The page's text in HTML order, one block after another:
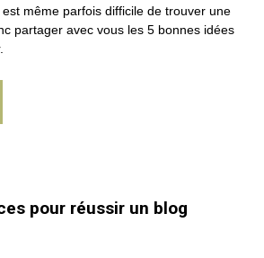
même parfois difficile de trouver une
partager avec vous les 5 bonnes idées
pour réussir un blog